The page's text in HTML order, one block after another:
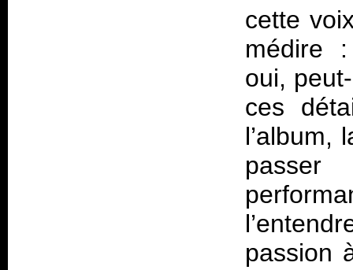
cette
médire
oui,
ces
l’album,
passion